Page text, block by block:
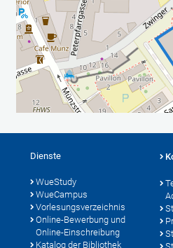
Dienste
WueStudy
WueCampus
Vorlesungsverzeichnis
Online-Bewerbung und
Online-Einschreibung
Katalog der Bibliothek